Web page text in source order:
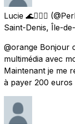
Lucie 🌊🧜🏻‍♀️
Saint-Denis, Île-
@orange Bonjour
multimédia avec
Maintenant je me
à payer 200 euros